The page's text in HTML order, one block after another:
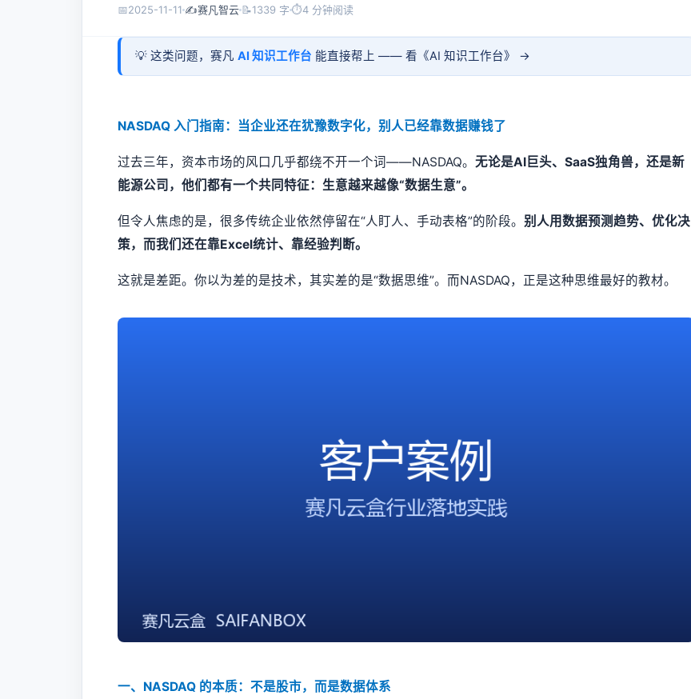
📅2025-11-11 ✍️赛凡智云 📝1339 字 ⏱4 分钟阅读
💡 这类问题，赛凡 AI 知识工作台 能直接帮上 —— 看《AI 知识工作台》 →
NASDAQ 入门指南：当企业还在犹豫数字化，别人已经靠数据赚钱了
过去三年，资本市场的风口几乎都绕不开一个词——NASDAQ。 无论是AI巨头、SaaS独角兽，还是新
能源公司，他们都有一个共同特征：生意越来越像“数据生意”。
但令人焦虑的是，很多传统企业依然停留在“人盯人、手动表格”的阶段。 别人用数据预测趋势、优化决
策，而我们还在靠Excel统计、靠经验判断。
这就是差距。你以为差的是技术，其实差的是“数据思维”。而NASDAQ，正是这种思维最好的教材。
一、NASDAQ 的本质：不是股市，而是数据体系